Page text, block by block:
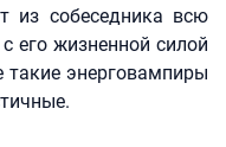
из собеседника всю
его жизненной силой
такие энерговампиры